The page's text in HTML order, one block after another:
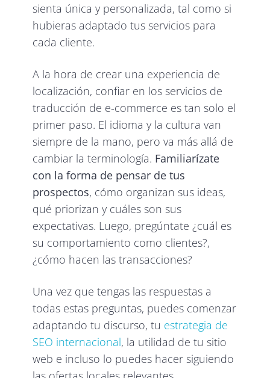
sienta única y personalizada, tal como si
hubieras adaptado tus servicios para
cada cliente.
A la hora de crear una experiencia de
localización, confiar en los servicios de
traducción de e-commerce es tan solo el
primer paso. El idioma y la cultura van
siempre de la mano, pero va más allá de
cambiar la terminología. Familiarízate
con la forma de pensar de tus
prospectos, cómo organizan sus ideas,
qué priorizan y cuáles son sus
expectativas. Luego, pregúntate ¿cuál es
su comportamiento como clientes?,
¿cómo hacen las transacciones?
Una vez que tengas las respuestas a
todas estas preguntas, puedes comenzar
adaptando tu discurso, tu estrategia de
SEO internacional, la utilidad de tu sitio
web e incluso lo puedes hacer siguiendo